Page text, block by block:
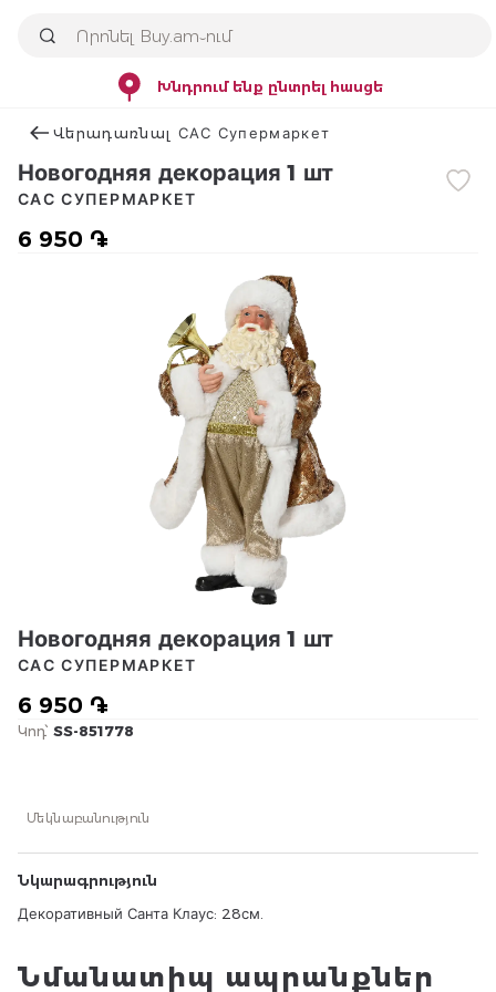
Խնդրում ենք ընտրել հասցե
Վերադառնալ САС Супермаркет
Новогодняя декорация 1 шт
6 950 ֏
САС СУПЕРМАРКЕТ
Новогодняя декорация 1 шт
6 950 ֏
САС СУПЕРМАРКЕТ
Կոդ՝ SS-851778
Մեկնաբանություն
Նկարագրություն
Декоративный Санта Клаус: 28см.
Նմանատիպ ապրանքներ